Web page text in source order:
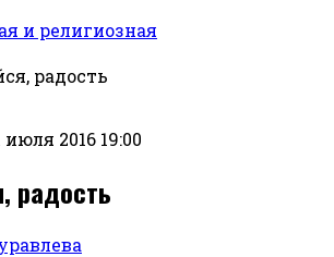
и религиозная
радость
2016 19:00
радость